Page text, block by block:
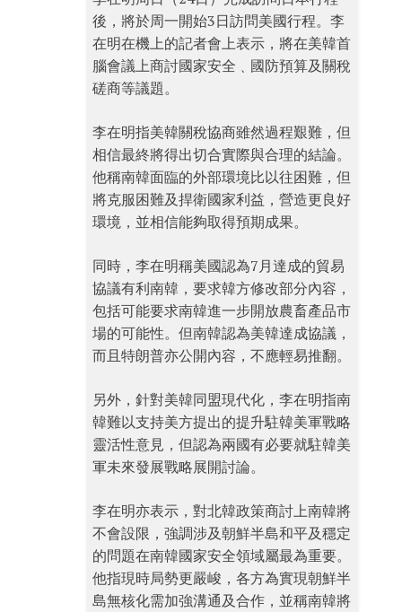
後，將於周一開始3日訪問美國行程。李
在明在機上的記者會上表示，將在美韓首
腦會議上商討國家安全﹑國防預算及關稅
磋商等議題。
李在明指美韓關稅協商雖然過程艱難，但
相信最終將得出切合實際與合理的結論。
他稱南韓面臨的外部環境比以往困難，但
將克服困難及捍衛國家利益，營造更良好
環境，並相信能夠取得預期成果。
同時，李在明稱美國認為7月達成的貿易
協議有利南韓，要求韓方修改部分內容，
包括可能要求南韓進一步開放農畜產品市
場的可能性。但南韓認為美韓達成協議，
而且特朗普亦公開內容，不應輕易推翻。
另外，針對美韓同盟現代化，李在明指南
韓難以支持美方提出的提升駐韓美軍戰略
靈活性意見，但認為兩國有必要就駐韓美
軍未來發展戰略展開討論。
李在明亦表示，對北韓政策商討上南韓將
不會設限，強調涉及朝鮮半島和平及穩定
的問題在南韓國家安全領域屬最為重要。
他指現時局勢更嚴峻，各方為實現朝鮮半
島無核化需加強溝通及合作，並稱南韓將